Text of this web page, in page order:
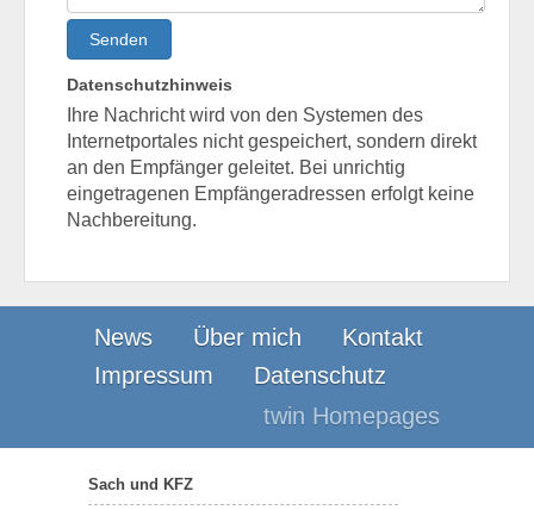
Senden
Datenschutzhinweis
Ihre Nachricht wird von den Systemen des
Internetportales nicht gespeichert, sondern direkt
an den Empfänger geleitet. Bei unrichtig
eingetragenen Empfängeradressen erfolgt keine
Nachbereitung.
News Über mich
Kontakt
Impressum
Datenschutz
twin Homepages
Sach und KFZ